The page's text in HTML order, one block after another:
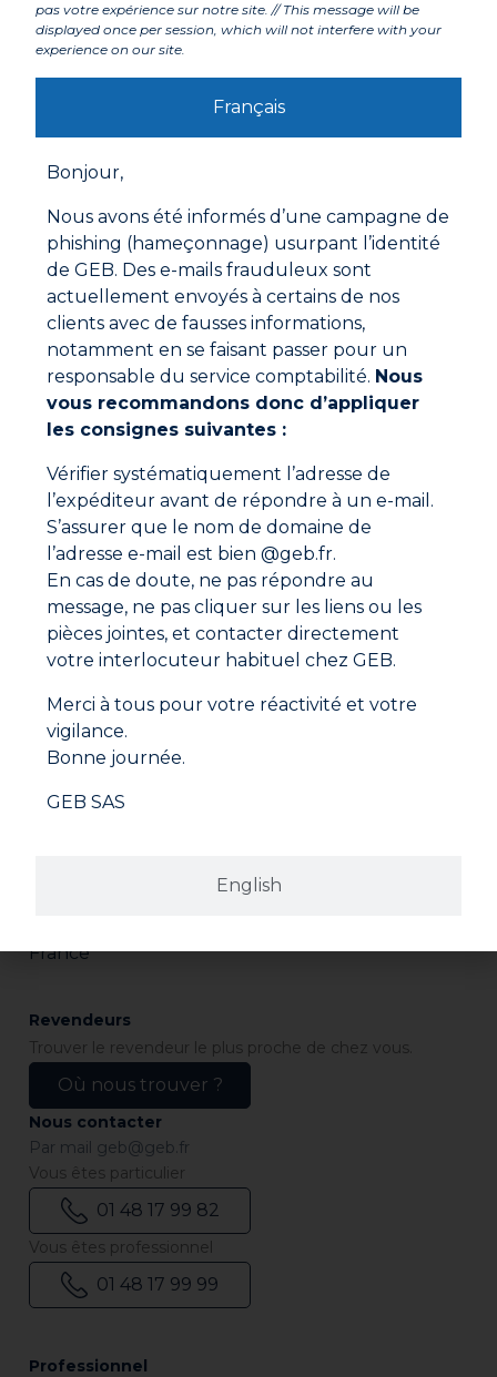
Labels et agréments
Avertissements
Mode d'emploi
le tampon de LAINE D’ACIER ou avec le
ROULEAUD’ATELIER
Brasage du cuivre : Il n’est pas nécessaire d’utiliser
de décapant
Brasage des alliages du cuivre (laiton, bronze …) :
utiliser les décapants pour brasage fort de chez GEB
Enduire les parties à assembler de DECAPANT
POUR BRASURE avec le PINCEAU DECAPANT dans
le cas du brasage des alliages du cuivre et enduire
également la pointe de la baguette
Appliquer immédiatement la baguette et laisser
fondre
Cesser de déposer du métal d’apport dès qu’un
anneau se forme à la base du raccord
Laisser refroidir et éliminer les résidus avec un
chiffon humide
Documentations à télécharger
Fiche technique
Fiche de données de sécurité
282 avenue du Bois de la Pie
France
Professionnel
Revendeurs
Trouver le revendeur le plus proche de chez vous.
Où nous trouver ?
Nous contacter
Par mail geb@geb.fr
Vous êtes particulier
01 48 17 99 82
Vous êtes professionnel
01 48 17 99 99
pas votre expérience sur notre site. // This message will be
displayed once per session, which will not interfere with your
experience on our site.
Français
English
Bonjour,
Nous avons été informés d’une campagne de
phishing (hameçonnage) usurpant l’identité
de GEB. Des e-mails frauduleux sont
actuellement envoyés à certains de nos
clients avec de fausses informations,
notamment en se faisant passer pour un
responsable du service comptabilité. Nous
vous recommandons donc d’appliquer
les consignes suivantes :
Vérifier systématiquement l’adresse de
l’expéditeur avant de répondre à un e-mail.
S’assurer que le nom de domaine de
l’adresse e-mail est bien @geb.fr.
En cas de doute, ne pas répondre au
message, ne pas cliquer sur les liens ou les
pièces jointes, et contacter directement
votre interlocuteur habituel chez GEB.
Merci à tous pour votre réactivité et votre
vigilance.
Bonne journée.
GEB SAS